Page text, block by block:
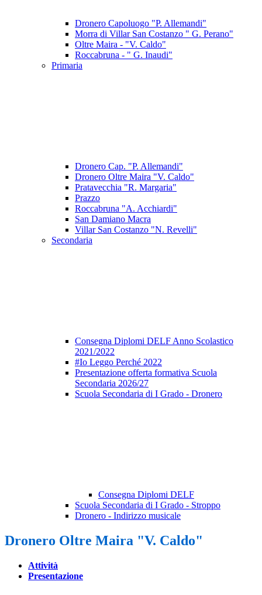
Dronero Capoluogo "P. Allemandi"
Morra di Villar San Costanzo " G. Perano"
Oltre Maira - "V. Caldo"
Roccabruna - " G. Inaudi"
Primaria
Dronero Cap. "P. Allemandi"
Dronero Oltre Maira "V. Caldo"
Pratavecchia "R. Margaria"
Prazzo
Roccabruna "A. Acchiardi"
San Damiano Macra
Villar San Costanzo "N. Revelli"
Secondaria
Consegna Diplomi DELF Anno Scolastico
2021/2022
#Io Leggo Perché 2022
Presentazione offerta formativa Scuola
Secondaria 2026/27
Scuola Secondaria di I Grado - Dronero
Consegna Diplomi DELF
Scuola Secondaria di I Grado - Stroppo
Dronero - Indirizzo musicale
Dronero Oltre Maira "V. Caldo"
Attività
Presentazione